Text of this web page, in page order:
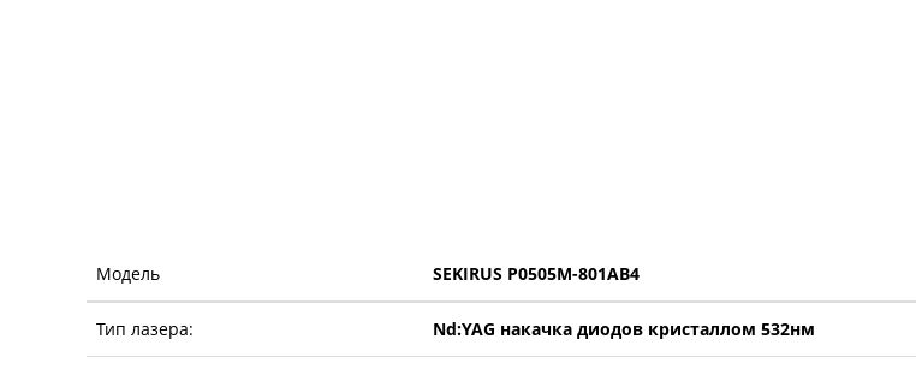
Модель SEKIRUS P0505M-801AB4
Тип лазера: Nd:YAG накачка диодов кристаллом 532нм